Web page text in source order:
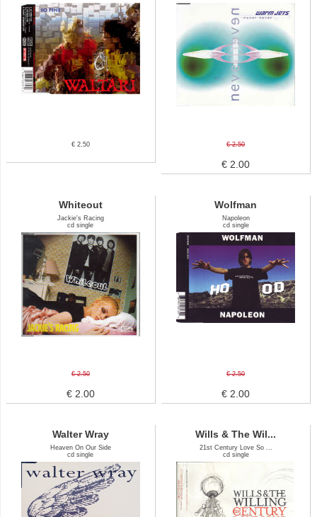
€ 2.50 € 2.50
€ 2.00
Whiteout
Jackie's Racing
cd single
€ 2.50
€ 2.00
Wolfman
Napoleon
cd single
€ 2.50
€ 2.00
Walter Wray
Heaven On Our Side
cd single
Wills & The Wil...
21st Century Love So ...
cd single